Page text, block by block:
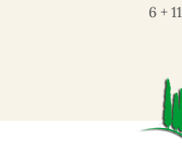
6 + 11